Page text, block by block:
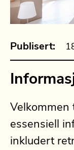
Publisert:
Velkommen
essensiell
inkludert